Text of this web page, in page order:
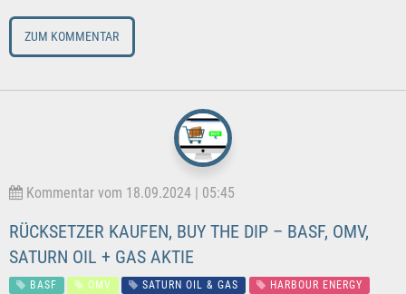
ZUM KOMMENTAR
Kommentar vom 18.09.2024 | 05:45
RÜCKSETZER KAUFEN, BUY THE DIP – BASF, OMV,
SATURN OIL + GAS AKTIE
BASF OMV SATURN OIL & GAS HARBOUR ENERGY